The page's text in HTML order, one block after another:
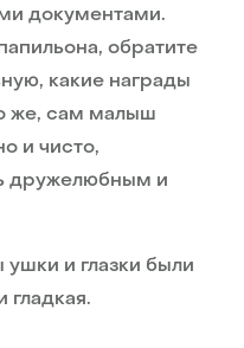
документами.
обратите
какие награды
же, сам малыш
и чисто,
дружелюбным и
и глазки были
гладкая.